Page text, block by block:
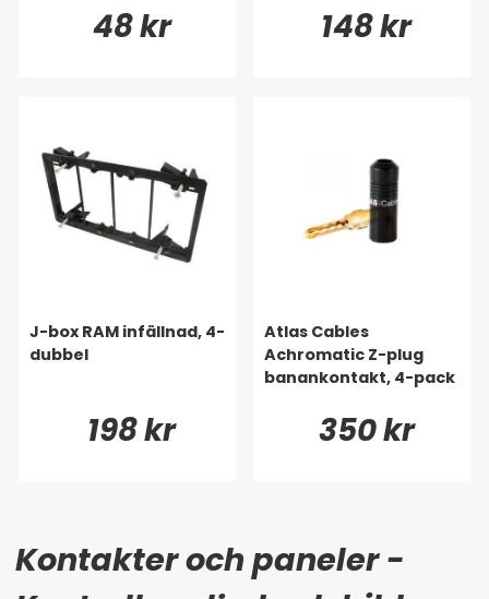
48 kr 148 kr
J-box RAM infällnad, 4-
dubbel
198 kr
Atlas Cables
Achromatic Z-plug
banankontakt, 4-pack
350 kr
Kontakter och paneler -